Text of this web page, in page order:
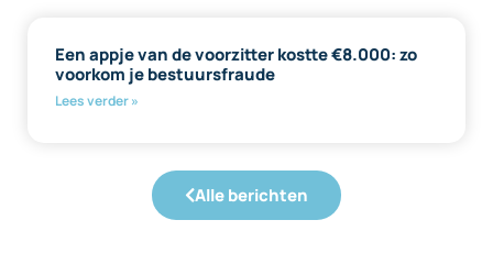
Een appje van de voorzitter kostte €8.000: zo
voorkom je bestuursfraude
Lees verder »
Alle berichten